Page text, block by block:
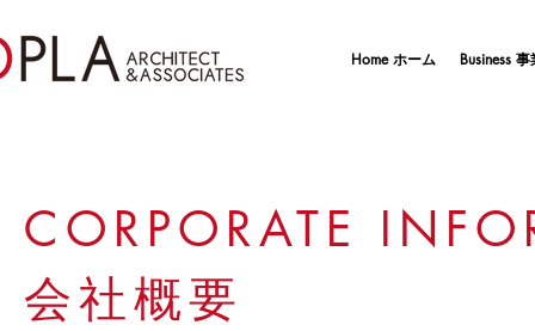
Home ホーム Business
CORPORATE
会社概要